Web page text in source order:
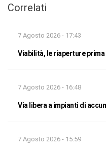
Correlati
7 Agosto 2026 - 17:43
Viabilità, le riaperture
7 Agosto 2026 - 16:48
Via libera a impianti di
7 Agosto 2026 - 15:59